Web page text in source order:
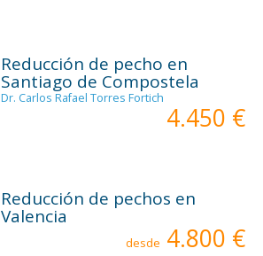
Reducción de pecho en
Santiago de Compostela
Dr. Carlos Rafael Torres Fortich
4.450 €
Reducción de pechos en
Valencia
desde 4.800 €